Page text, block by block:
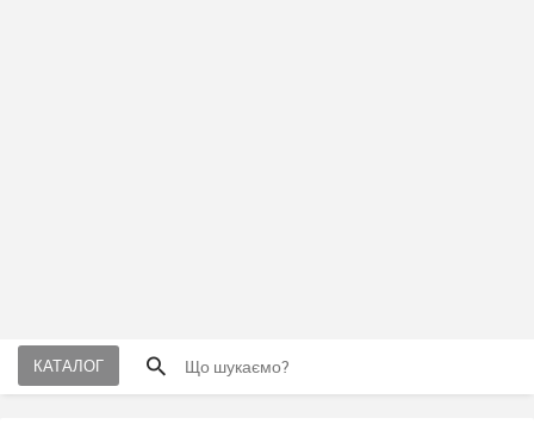
КАТАЛОГ